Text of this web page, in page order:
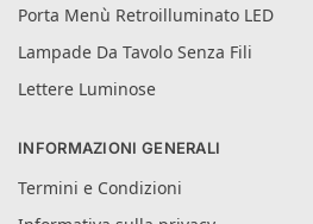
Porta Menù Retroilluminato LED
Lampade Da Tavolo Senza Fili
Lettere Luminose
INFORMAZIONI GENERALI
Termini e Condizioni